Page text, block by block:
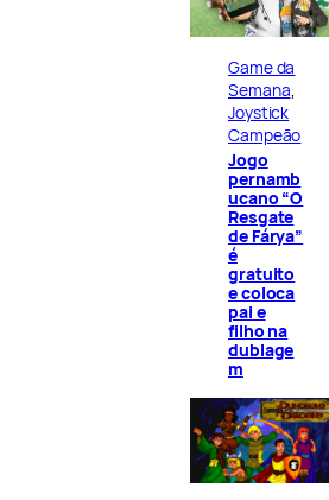
Game da
Semana
Joystick
Campeão
Jogo
pernamb
ucano “O
Resgate
de Fárya”
é
gratuito
e coloca
pai e
filho na
dublage
m